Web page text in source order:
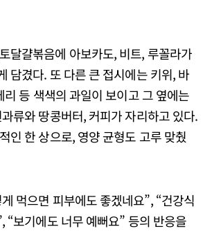
달걀볶음에 아보카도, 비트, 루꼴라가
담겼다. 또 다른 큰 접시에는 키위, 바
리 등 색색의 과일이 보이고 그 옆에는
류와 땅콩버터, 커피가 자리하고 있다.
인 한 상으로, 영양 균형도 고루 맞췄
먹으면 피부에도 좋겠네요”, “건강식
“보기에도 너무 예뻐요” 등의 반응을